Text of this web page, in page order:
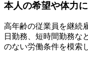
本人の希望や体力
高年齢の従業員を継続
日勤務、短時間勤務な
のない労働条件を模索